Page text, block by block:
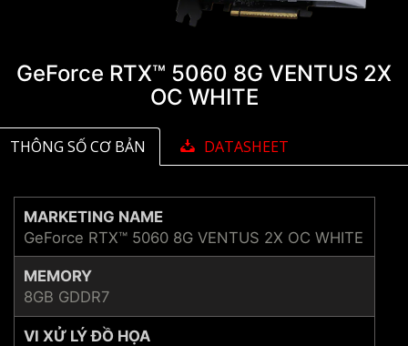
GeForce RTX™ 5060 8G VENTUS 2X
OC WHITE
THÔNG SỐ CƠ BẢN DATASHEET
MARKETING NAME
GeForce RTX™ 5060 8G VENTUS 2X OC WHITE
MEMORY
8GB GDDR7
VI XỬ LÝ ĐỒ HỌA